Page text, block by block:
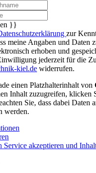
}}
zur
meine Angaben und Daten
erhoben und
jederzeit für die
kiel.de widerrufen.
einen Platzhalterinhalt von
Inhalt zuzugreifen, klicken
Sie, dass dabei Daten
werden.
Service akzeptieren und